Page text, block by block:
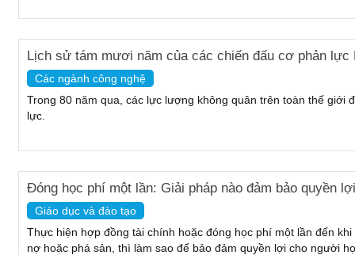
Lịch sử tám mươi năm của các chiến đấu cơ phản lực
Các ngành công nghệ
Trong 80 năm qua, các lực lượng không quân trên toàn thế giới
lực.
Đóng học phí một lần: Giải pháp nào đảm bảo quyền
Giáo dục và đào tạo
Thực hiện hợp đồng tài chính hoặc đóng học phí một lần đến
nợ hoặc phá sản, thì làm sao để bảo đảm quyền lợi cho người